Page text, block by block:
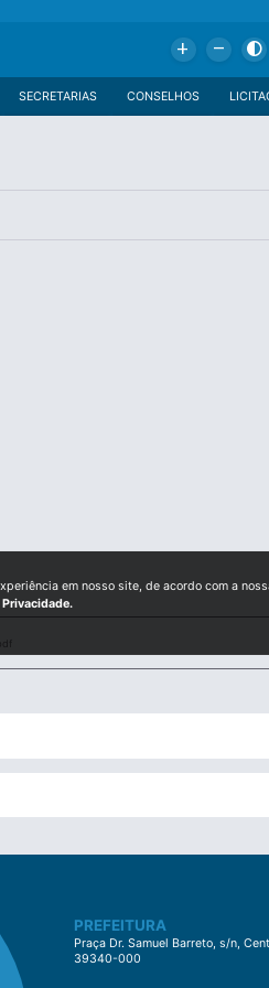
Add Remove Contrast
CONSELHOS
SECRETARIAS
PREFEITURA
Praça Dr. Samuel Barreto, s/n,
39340-000
em nosso site, de acordo com a